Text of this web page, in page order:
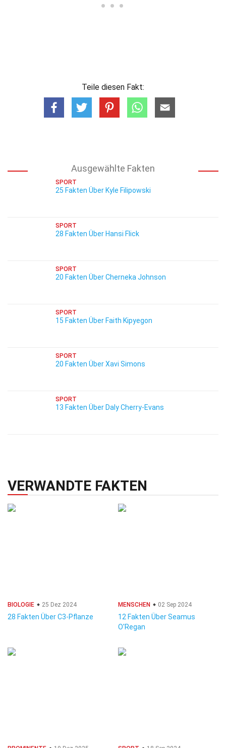
Teile diesen Fakt:
Ausgewählte Fakten
SPORT
25 Fakten Über Kyle Filipowski
SPORT
28 Fakten Über Hansi Flick
SPORT
20 Fakten Über Cherneka Johnson
SPORT
15 Fakten Über Faith Kipyegon
SPORT
20 Fakten Über Xavi Simons
SPORT
13 Fakten Über Daly Cherry-Evans
VERWANDTE FAKTEN
BIOLOGIE 25 Dez 2024
28 Fakten Über C3-Pflanze
MENSCHEN 02 Sep 2024
12 Fakten Über Seamus
O'Regan